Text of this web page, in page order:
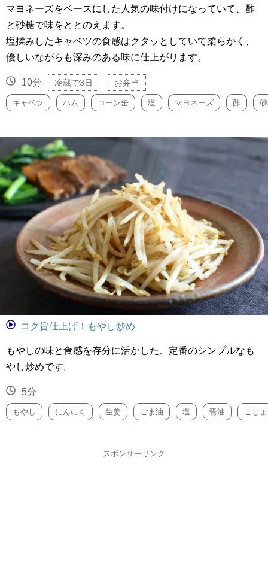
マヨネーズをベースにした人気の味付けになっていて、酢
と砂糖で味をととのえます。
塩揉みしたキャベツの食感はクタッとしていて柔らかく、
優しいながらも深みのある味に仕上がります。
10分 冷蔵で3日 お弁当
キャベツ ハム コーン缶 塩 マヨネーズ 酢
コク旨仕上げ！もやし炒め
もやしの味と食感を存分に活かした、定番のシンプルなも
やし炒めです。
5分
もやし にんにく 生姜 ごま油 塩 醤油 こし
スポンサーリンク